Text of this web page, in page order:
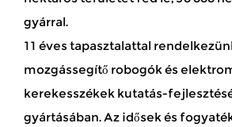
gyárral.
11 éves tapasztalattal
mozgássegítő robogók és
kerekesszékek kutatás-
gyártásában. Az idősek és